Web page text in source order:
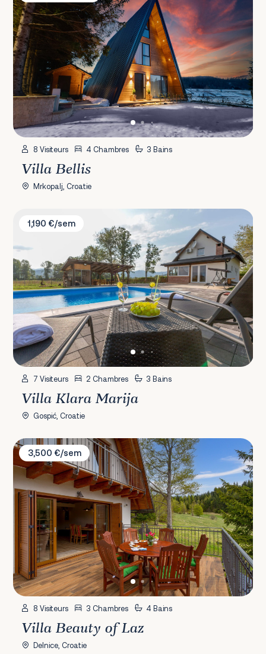
8 Visiteurs 4 Chambres 3 Bains
Villa Bellis
Mrkopalj, Croatie
1,190 €/sem
7 Visiteurs 2 Chambres 3 Bains
Villa Klara Marija
Gospić, Croatie
Villa Beauty of Laz
3,500 €/sem
8 Visiteurs 3 Chambres 4 Bains
Villa Beauty of Laz
Delnice, Croatie